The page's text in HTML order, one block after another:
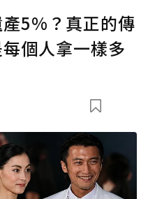
5%？真正的傳
個人拿一樣多